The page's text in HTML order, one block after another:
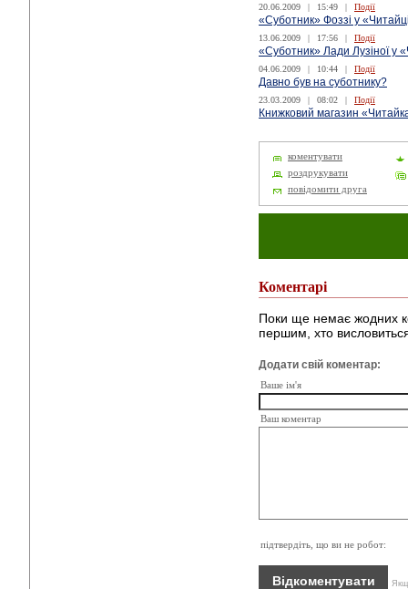
20.06.2009 | 15:49 | Події
«Суботник» Фоззі у
13.06.2009 | 17:56 | Події
«Суботник» Лади Лузіної у
04.06.2009 | 10:44 | Події
Давно був на суботнику?
23.03.2009 | 08:02 | Події
Книжковий магазин
коментувати
роздрукувати
повідомити друга
Коментарі
Поки ще немає жодних
першим, хто
Додати свій коментар:
Ваше ім'я
Ваш коментар
підтвердіть, що ви не робот: